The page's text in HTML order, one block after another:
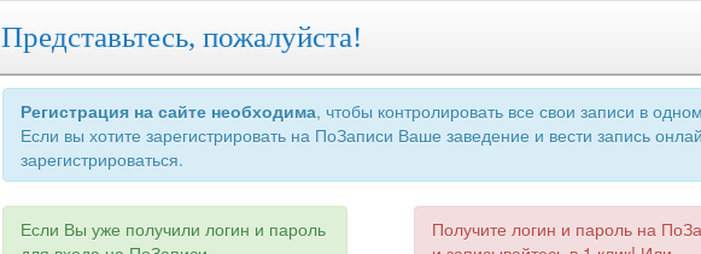
Представьтесь, пожалуйста!
Регистрация на сайте необходима, чтобы контролировать все свои записи в
Если вы хотите зарегистрировать на ПоЗаписи Ваше заведение и вести запись
зарегистрироваться.
Если Вы уже получили логин и пароль
Получите логин и пароль на